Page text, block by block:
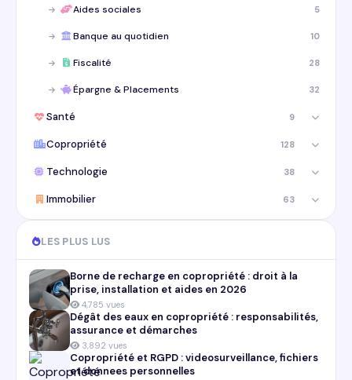
Aides sociales 5
Banque au quotidien 10
Fiscalité 28
Épargne & Placements 32
Santé 9
Copropriété 128
Technologie 38
Immobilier 63
LES PLUS LUS
Borne de recharge en copropriété : droit à la
prise, installation et aides en 2026
4,785 vues
Dégât des eaux en copropriété : responsabilités,
assurance et démarches
3,892 vues
Copropriété et RGPD : videosurveillance, fichiers
et donnees personnelles